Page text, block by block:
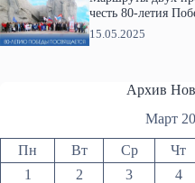
честь 80-летия
15.05.2025
Архив
Март
Пн Вт Ср Чт
1
2 3 4